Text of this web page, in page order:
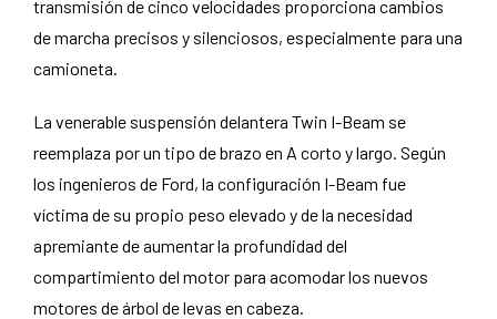
transmisión de cinco velocidades proporciona cambios
de marcha precisos y silenciosos, especialmente para una
camioneta.
La venerable suspensión delantera Twin I-Beam se
reemplaza por un tipo de brazo en A corto y largo. Según
los ingenieros de Ford, la configuración I-Beam fue
víctima de su propio peso elevado y de la necesidad
apremiante de aumentar la profundidad del
compartimiento del motor para acomodar los nuevos
motores de árbol de levas en cabeza.